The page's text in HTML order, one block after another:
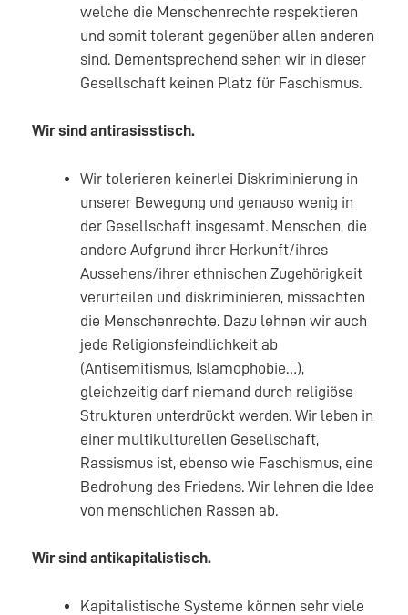
welche die Menschenrechte respektieren
und somit tolerant gegenüber allen anderen
sind. Dementsprechend sehen wir in dieser
Gesellschaft keinen Platz für Faschismus.
Wir sind antirasisstisch.
Wir tolerieren keinerlei Diskriminierung in
unserer Bewegung und genauso wenig in
der Gesellschaft insgesamt. Menschen, die
andere Aufgrund ihrer Herkunft/ihres
Aussehens/ihrer ethnischen Zugehörigkeit
verurteilen und diskriminieren, missachten
die Menschenrechte. Dazu lehnen wir auch
jede Religionsfeindlichkeit ab
(Antisemitismus, Islamophobie…),
gleichzeitig darf niemand durch religiöse
Strukturen unterdrückt werden. Wir leben in
einer multikulturellen Gesellschaft,
Rassismus ist, ebenso wie Faschismus, eine
Bedrohung des Friedens. Wir lehnen die Idee
von menschlichen Rassen ab.
Wir sind antikapitalistisch.
Kapitalistische Systeme können sehr viele